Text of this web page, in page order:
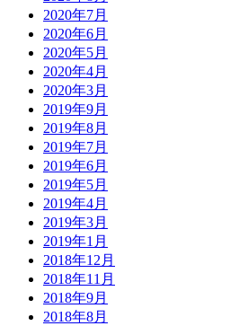
2020年7月
2020年6月
2020年5月
2020年4月
2020年3月
2019年9月
2019年8月
2019年7月
2019年6月
2019年5月
2019年4月
2019年3月
2019年1月
2018年12月
2018年11月
2018年9月
2018年8月